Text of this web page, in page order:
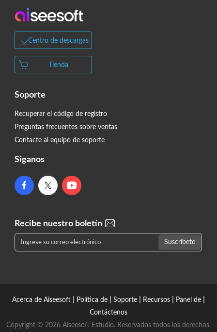
Centro de descargas
Tienda
Soporte
Recuperar el código de registro
Preguntas frecuentes sobre ventas
Contacte al equipo de soporte
Síganos
Recibe nuestro boletín
Acerca de Aiseesoft Política de Soporte Recursos Panel de
Contáctenos
Copyright © 2026 Aiseesoft Estudio. Reservados todos los derechos.